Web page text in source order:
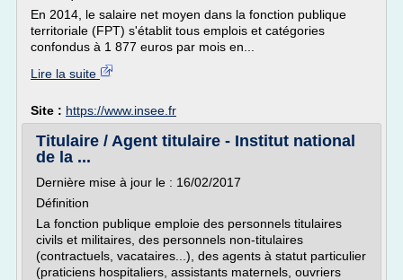
En 2014, le salaire net moyen dans la fonction publique
territoriale (FPT) s'établit tous emplois et catégories
confondus à 1 877 euros par mois en...
Lire la suite
Site : https://www.insee.fr
Titulaire / Agent titulaire - Institut national
de la ...
Dernière mise à jour le : 16/02/2017
Définition
La fonction publique emploie des personnels titulaires
civils et militaires, des personnels non-titulaires
(contractuels, vacataires...), des agents à statut particulier
(praticiens hospitaliers, assistants maternels, ouvriers